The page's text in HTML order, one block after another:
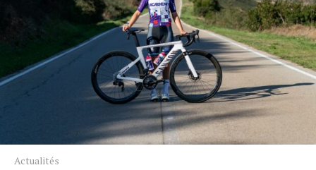
Actualités